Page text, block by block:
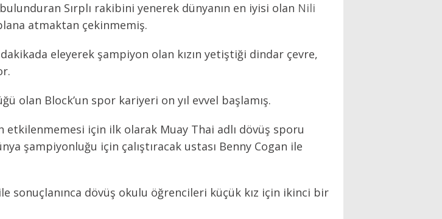
Sırplı rakibini yenerek dünyanın en iyisi olan Nili
atmaktan çekinmemiş.
eleyerek şampiyon olan kızın yetiştiği dindar çevre,
olan Block’un spor kariyeri on yıl evvel başlamış.
için ilk olarak Muay Thai adlı dövüş sporu
şampiyonluğu için çalıştıracak ustası Benny Cogan ile
sonuçlanınca dövüş okulu öğrencileri küçük kız için ikinci bir